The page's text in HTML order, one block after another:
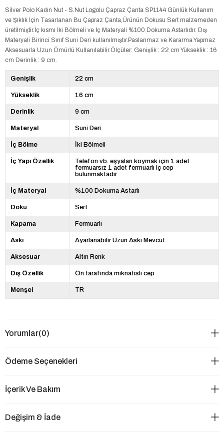
Silver Polo Kadın Nut - S.Nut Logolu Çapraz Çanta SP1144 Günlük Kullanım
ve Şıklık İçin Tasarlanan Bu Çapraz Çanta,Ürünün Dokusu Sert malzemeden
üretilmiştir.İç kısmı İki Bölmeli ve İç Materyali %100 Dokuma Astarlıdır. Dış
Materyali Birinci Sınıf Suni Deri kullanılmıştır.Paslanmaz ve Kararma Yapmaz
Aksesuarla Uzun Ömürlü Kullanılabilir.Ölçüler: Genişlik : 22 cm Yükseklik : 16
cm Derinlik : 9 cm.
Genişlik 22 cm
Yükseklik 16 cm
Derinlik 9 cm
Materyal Suni Deri
İç Bölme İki Bölmeli
İç Yapı Özellik
Telefon vb. eşyaları koymak için 1 adet
fermuarsız 1 adet fermuarlı iç cep
bulunmaktadır
İç Materyal %100 Dokuma Astarlı
Doku Sert
Kapama Fermuarlı
Askı Ayarlanabilir Uzun Askı Mevcut
Aksesuar Altın Renk
Dış Özellik Ön tarafında mıknatıslı cep
Menşei TR
Yorumlar(0)
Ödeme Seçenekleri
İçerik Ve Bakım
Değişim & İade